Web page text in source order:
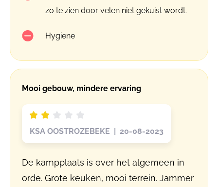
zo te zien door velen niet gekuist wordt.
Hygiene
Mooi gebouw, mindere ervaring
KSA OOSTROZEBEKE | 20-08-2023
De kampplaats is over het algemeen in
orde. Grote keuken, mooi terrein. Jammer